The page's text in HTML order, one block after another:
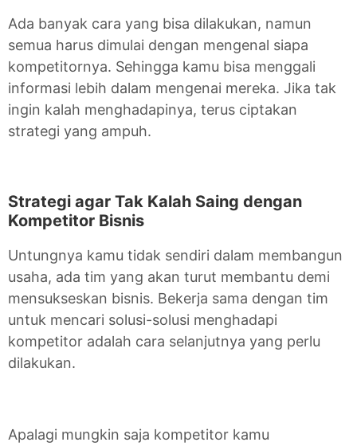
Ada banyak cara yang bisa dilakukan, namun
semua harus dimulai dengan mengenal siapa
kompetitornya. Sehingga kamu bisa menggali
informasi lebih dalam mengenai mereka. Jika tak
ingin kalah menghadapinya, terus ciptakan
strategi yang ampuh.
Strategi agar Tak Kalah Saing dengan
Kompetitor Bisnis
Untungnya kamu tidak sendiri dalam membangun
usaha, ada tim yang akan turut membantu demi
mensukseskan bisnis. Bekerja sama dengan tim
untuk mencari solusi-solusi menghadapi
kompetitor adalah cara selanjutnya yang perlu
dilakukan.
Apalagi mungkin saja kompetitor kamu